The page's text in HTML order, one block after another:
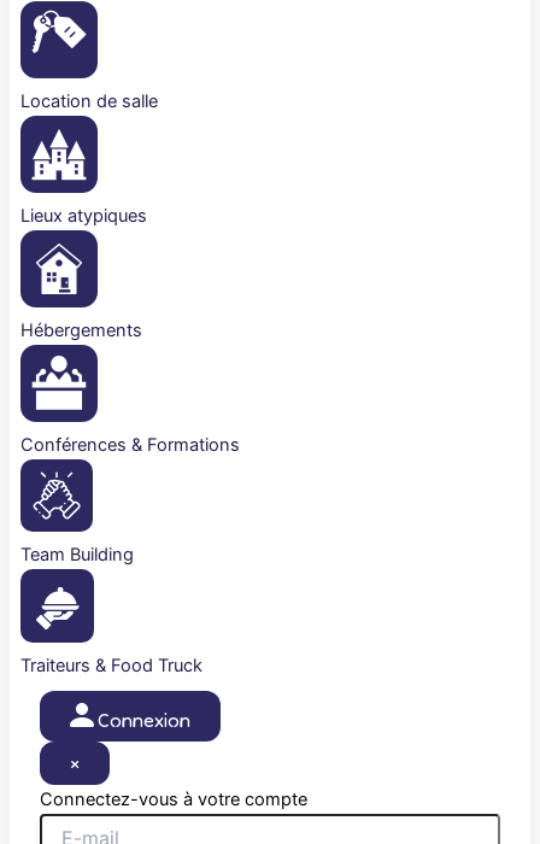
Location de salle
Lieux atypiques
Hébergements
Conférences & Formations
Team Building
Traiteurs & Food Truck
Connexion
×
Connectez-vous à votre compte